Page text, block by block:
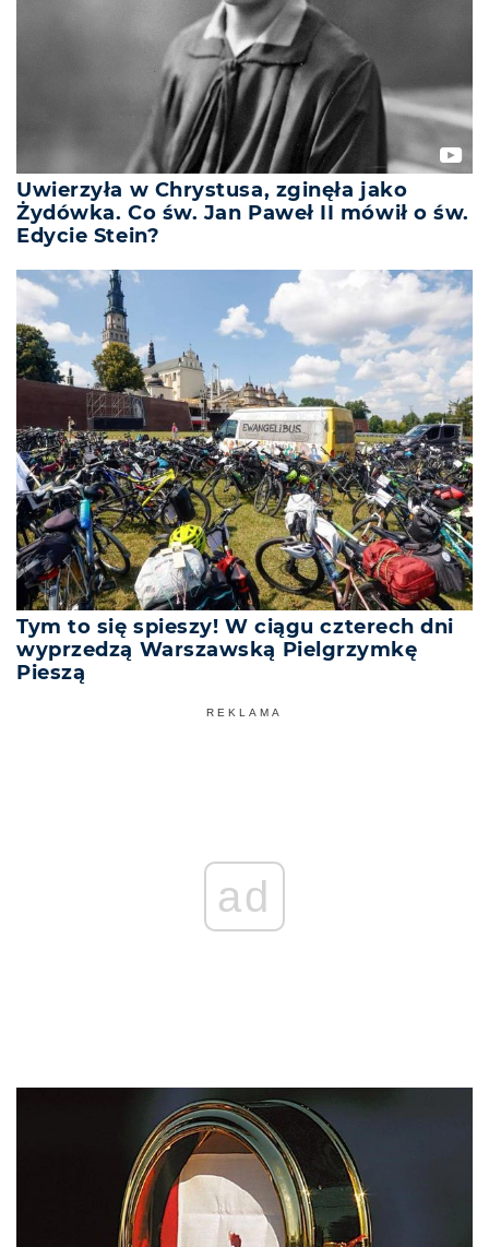
Uwierzyła w Chrystusa, zginęła jako
Żydówka. Co św. Jan Paweł II mówił o św.
Edycie Stein?
Tym to się spieszy! W ciągu czterech dni
wyprzedzą Warszawską Pielgrzymkę
Pieszą
REKLAMA
ad